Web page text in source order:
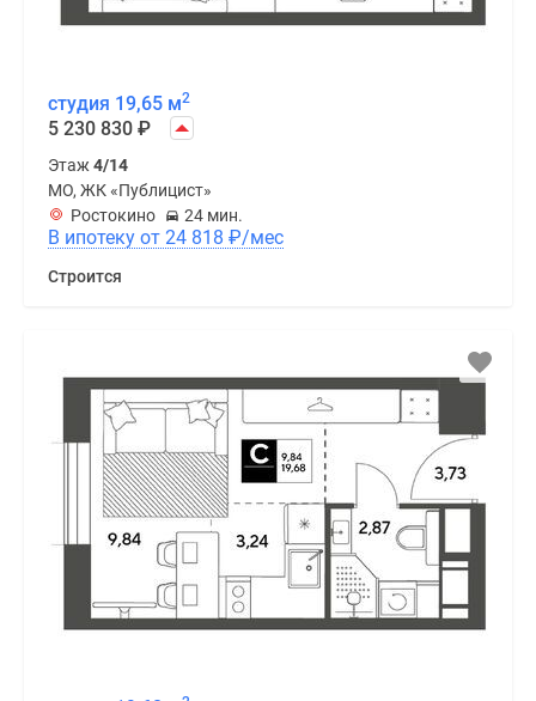
студия 19,65 м2
5 230 830 ₽
Этаж 4/14
МО, ЖК «Публицист»
Ростокино
24 мин.
В ипотеку от 24 818 ₽/мес
Строится